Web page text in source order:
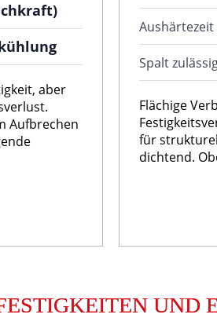
aber
Aufbrechen
Aushärtezeit
Spalt
Flächige
für
dichtend.
UND